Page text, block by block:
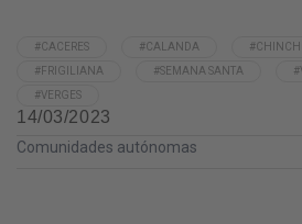
#CACERES #CALANDA
#FRIGILIANA
#SEMANA SANTA
#VERGES
14/03/2023
Comunidades autónomas